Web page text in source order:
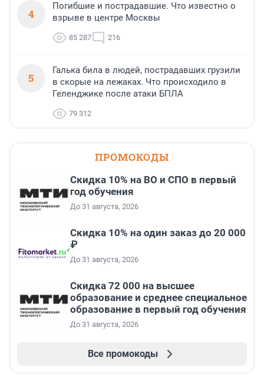
4
Погибшие и пострадавшие. Что известно о
взрыве в центре Москвы
85 287 216
5
Галька била в людей, пострадавших грузили
в скорые на лежаках. Что происходило в
Геленджике после атаки БПЛА
79 312
ПРОМОКОДЫ
Скидка 10% на ВО и СПО в первый
год обучения
До 31 августа, 2026
Скидка 10% на один заказ до 20 000
₽
До 31 августа, 2026
Скидка 72 000 на высшее
образование и среднее специальное
образование в первый год обучения
До 31 августа, 2026
Все промокоды